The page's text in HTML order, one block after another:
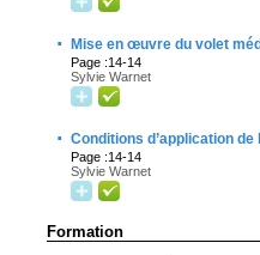
· Mise en œuvre du volet
Page :14-14
Sylvie Warnet
· Conditions d’application
Page :14-14
Sylvie Warnet
Formation